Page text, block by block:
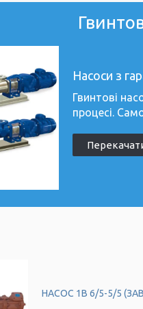
Насоси з
Гвинтові
процесі.
НАСОС 1В 6/5-5/5